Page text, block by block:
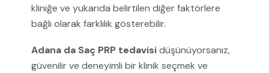
kliniğe ve yukarıda belirtilen diğer faktörlere
bağlı olarak farklılık gösterebilir.
Adana da Saç PRP tedavisidüşünüyorsanız,
güvenilir ve deneyimli bir klinik seçmek ve